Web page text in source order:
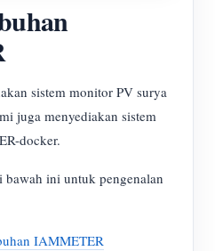
sistem monitor PV surya
juga menyediakan sistem
docker.
ini untuk pengenalan
IAMMETER